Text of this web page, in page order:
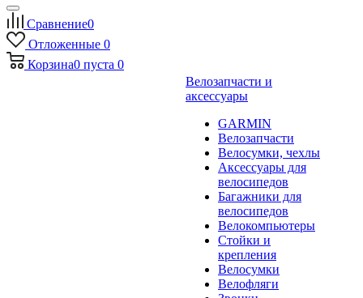
Сравнение0
Отложенные 0
Корзина0 пуста 0
Велозапчасти и
аксессуары
GARMIN
Велозапчасти
Велосумки, чехлы
Аксессуары для
велосипедов
Багажники для
велосипедов
Велокомпьютеры
Стойки и
крепления
Велосумки
Велофляги